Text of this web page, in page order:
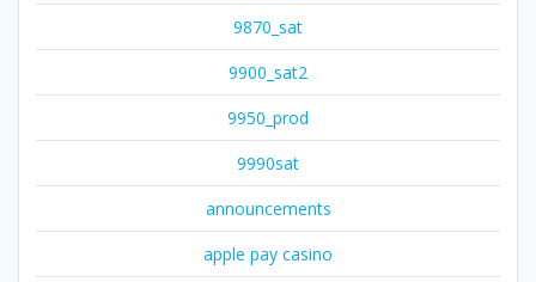
9870_sat
9900_sat2
9950_prod
9990sat
announcements
apple pay casino